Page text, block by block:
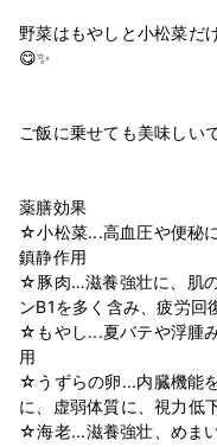
野菜はもやしと小松菜だ
😋✨
ご飯に乗せても美味しい
薬膳効果
☆小松菜...高血圧や便秘
鎮静作用
☆豚肉…滋養強壮に、肌
ンB1を多く含み、疲労回
☆もやし...夏バテや浮腫
用
☆うずらの卵...内臓機能
に、虚弱体質に、視力低
☆海老...滋養強壮、めま